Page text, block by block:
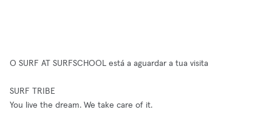
O SURF AT SURFSCHOOL está a aguardar a tua visita
SURF TRIBE
You live the dream. We take care of it.